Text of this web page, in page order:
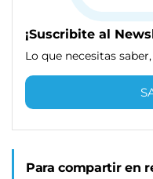
¡Suscribite al
Lo que necesitas
Para compartir en